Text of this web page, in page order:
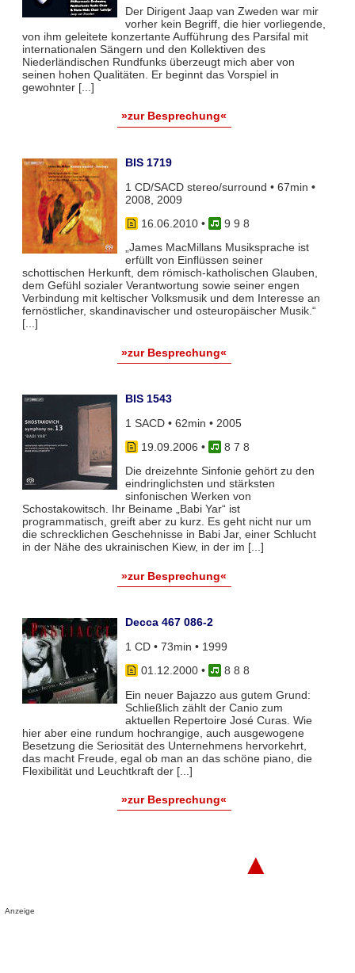
Der Dirigent Jaap van Zweden war mir
vorher kein Begriff, die hier vorliegende,
von ihm geleitete konzertante Aufführung des Parsifal mit
internationalen Sängern und den Kollektiven des
Niederländischen Rundfunks überzeugt mich aber von
seinen hohen Qualitäten. Er beginnt das Vorspiel in
gewohnter [...]
»zur Besprechung«
BIS 1719
1 CD/SACD stereo/surround • 67min •
2008, 2009
16.06.2010•
9 9 8
„James MacMillans Musiksprache ist
erfüllt von Einflüssen seiner
schottischen Herkunft, dem römisch-katholischen Glauben,
dem Gefühl sozialer Verantwortung sowie seiner engen
Verbindung mit keltischer Volksmusik und dem Interesse an
fernöstlicher, skandinavischer und osteuropäischer Musik.“
[...]
»zur Besprechung«
BIS 1543
1 SACD • 62min • 2005
19.09.2006 •
8 7 8
Die dreizehnte Sinfonie gehört zu den
eindringlichsten und stärksten
sinfonischen Werken von
Schostakowitsch. Ihr Beiname „Babi Yar“ ist
programmatisch, greift aber zu kurz. Es geht nicht nur um
die schrecklichen Geschehnisse in Babi Jar, einer Schlucht
in der Nähe des ukrainischen Kiew, in der im [...]
»zur Besprechung«
Decca 467 086-2
1 CD • 73min • 1999
01.12.2000•
8 8 8
Ein neuer Bajazzo aus gutem Grund:
Schließlich zählt der Canio zum
aktuellen Repertoire José Curas. Wie
hier aber eine rundum hochrangige, auch ausgewogene
Besetzung die Seriosität des Unternehmens hervorkehrt,
das macht Freude, egal ob man an das schöne piano, die
Flexibilität und Leuchtkraft der [...]
»zur Besprechung«
▲
Anzeige